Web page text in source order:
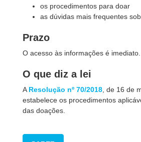
os procedimentos para doar
as dúvidas mais frequentes
Prazo
O acesso às informações é imediato.
O que diz a lei
A Resolução nº 70/2018 , de 16 de
estabelece os procedimentos
das doações.